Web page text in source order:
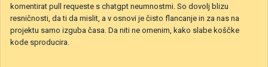
komentirat pull requeste s chatgpt neumnostmi. So dovolj blizu
resničnosti, da ti da mislit, a v osnovi je čisto flancanje in za nas na
projektu samo izguba časa. Da niti ne omenim, kako slabe koščke
kode sproducira.